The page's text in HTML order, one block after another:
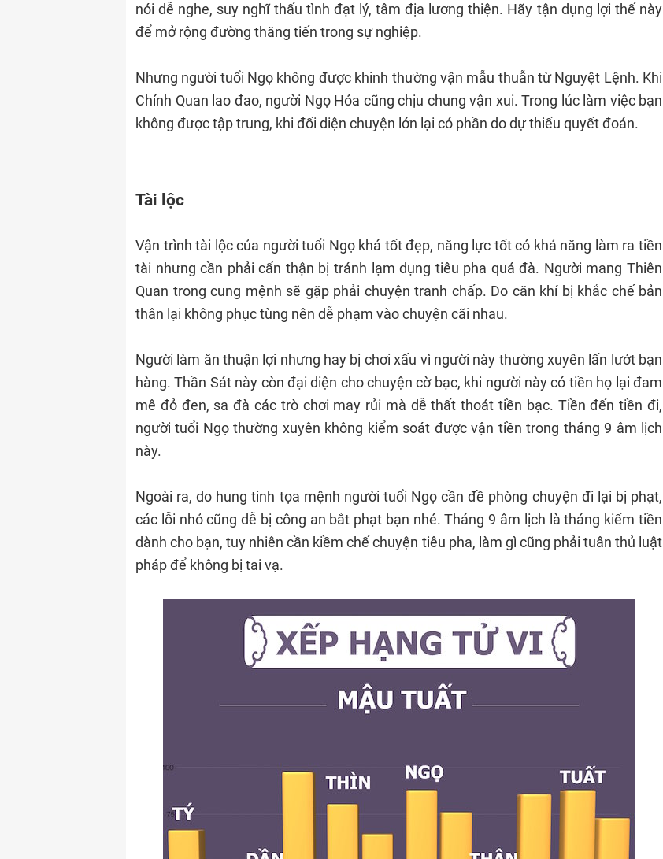
nói dễ nghe, suy nghĩ thấu tình đạt lý, tâm địa lương thiện. Hãy tận dụng lợi thế này
để mở rộng đường thăng tiến trong sự nghiệp.
Nhưng người tuổi Ngọ không được khinh thường vận mẫu thuẫn từ Nguyệt Lệnh. Khi
Chính Quan lao đao, người Ngọ Hỏa cũng chịu chung vận xui. Trong lúc làm việc bạn
không được tập trung, khi đối diện chuyện lớn lại có phần do dự thiếu quyết đoán.
Tài lộc
Vận trình tài lộc của người tuổi Ngọ khá tốt đẹp, năng lực tốt có khả năng làm ra tiền
tài nhưng cần phải cẩn thận bị tránh lạm dụng tiêu pha quá đà. Người mang Thiên
Quan trong cung mệnh sẽ gặp phải chuyện tranh chấp. Do căn khí bị khắc chế bản
thân lại không phục tùng nên dễ phạm vào chuyện cãi nhau.
Người làm ăn thuận lợi nhưng hay bị chơi xấu vì người này thường xuyên lấn lướt bạn
hàng. Thần Sát này còn đại diện cho chuyện cờ bạc, khi người này có tiền họ lại đam
mê đỏ đen, sa đà các trò chơi may rủi mà dễ thất thoát tiền bạc. Tiền đến tiền đi,
người tuổi Ngọ thường xuyên không kiểm soát được vận tiền trong tháng 9 âm lịch
này.
Ngoài ra, do hung tinh tọa mệnh người tuổi Ngọ cần đề phòng chuyện đi lại bị phạt,
các lỗi nhỏ cũng dễ bị công an bắt phạt bạn nhé. Tháng 9 âm lịch là tháng kiếm tiền
dành cho bạn, tuy nhiên cần kiềm chế chuyện tiêu pha, làm gì cũng phải tuân thủ luật
pháp để không bị tai vạ.